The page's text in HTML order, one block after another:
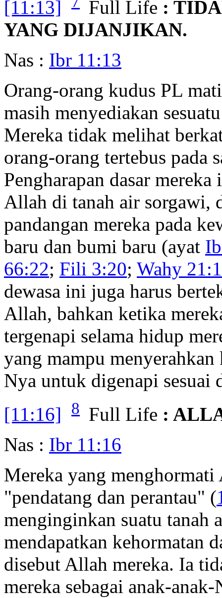
[11:13] Full Life :
YANG DIJANJIKAN.
Nas : Ibr 11:13
Orang-orang kudus PL
masih menyediakan
Mereka tidak melihat
orang-orang tertebus pada
Pengharapan dasar
Allah di tanah air sorgawi,
pandangan mereka pada
baru dan bumi baru (ayat
66:22; Fili 3:20; Wahy 21:1
dewasa ini juga harus
Allah, bahkan ketika
tergenapi selama hidup
yang mampu
Nya untuk digenapi sesuai
[11:16]
8 Full Life :
Nas : Ibr 11:16
Mereka yang
"pendatang dan perantau" (
menginginkan suatu tanah
mendapatkan kehormatan
disebut Allah mereka. Ia
mereka sebagai anak-